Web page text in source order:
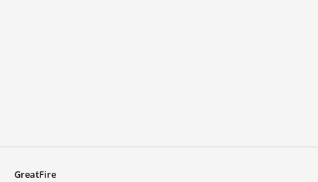
GreatFire